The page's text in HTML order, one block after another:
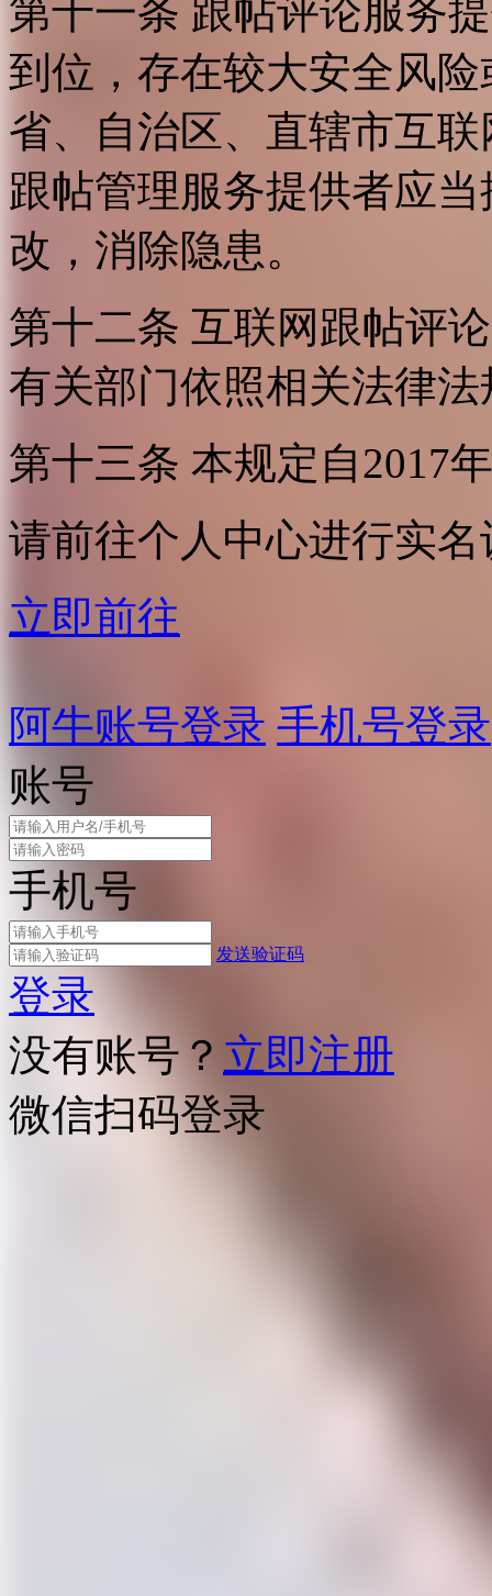
第十一条 跟帖评论服务
到位，存在较大安全风
省、自治区、直辖市互
跟帖管理服务提供者应
改，消除隐患。
第十二条 互联网跟帖评
有关部门依照相关法律
第十三条 本规定自2017
请前往个人中心进行实名
立即前往
阿牛账号登录 手机号登录
账号
手机号
发送验证码
登录
没有账号？ 立即注册
微信扫码登录